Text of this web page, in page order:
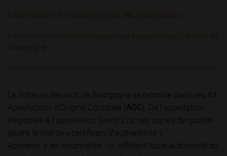
La richesse des vins de Bourgogne se retrouve dans ses 84
Appellations d’Origine Contrôlée ( AOC ). De l’appellation
Régionale à l’appellation Grand Cru, ces signes de qualité
jouent le rôle de « certificats d’authenticité ».
Apprenez à les reconnaître : ils reflètent toute la diversité du
Information sur la classification des appellations
Informations complémentaires sur l’appellation Crémant de
Bourgogne